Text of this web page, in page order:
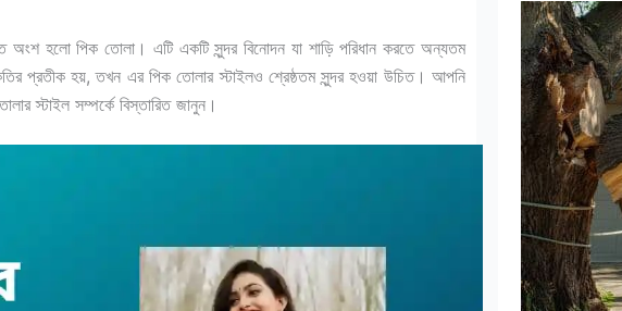
অংশ হলো পিক তোলা। এটি একটি সুন্দর বিনোদন যা শাড়ি পরিধান করতে অন্যতম
প্রতীক হয়, তখন এর পিক তোলার স্টাইলও শ্রেষ্ঠতম সুন্দর হওয়া উচিত। আপনি
স্টাইল সম্পর্কে বিস্তারিত জানুন।